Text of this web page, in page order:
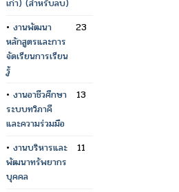
เก่า) (สำหรับลบ)
• งานพัฒนา
หลักสูตรและการ
จัดเรียนการเรียน
รู้
23
• งานอาชีวศึกษา
ระบบทวิภาคี
และความร่วมมือ
13
• งานบริหารและ
พัฒนาทรัพยากร
บุคคล
11